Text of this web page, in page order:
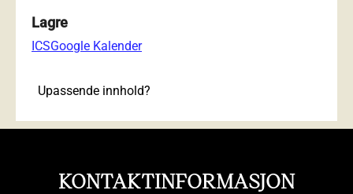
Lagre
ICSGoogle Kalender
Upassende innhold?
KONTAKTINFORMASJON